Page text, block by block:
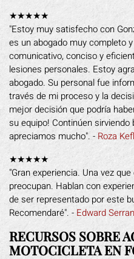
★★★★★
"Estoy muy satisfecho con
es un abogado muy completo
comunicativo, conciso y
lesiones personales. Estoy
abogado. Su personal fue
través de mi proceso y la
mejor decisión que podría
su equipo! Continúen
apreciamos mucho". - Roza
★★★★★
"Gran experiencia. Una vez
preocupan. Hablan con
de ser representado por este
Recomendaré". - Edward
RECURSOS SOBRE
MOTOCICLETA EN